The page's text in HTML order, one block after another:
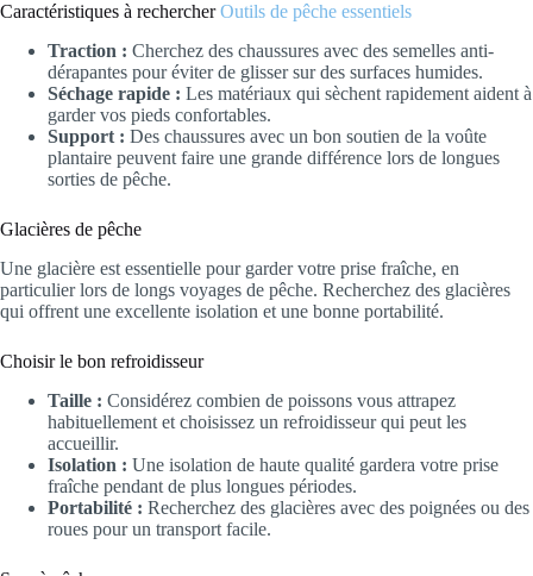
Caractéristiques à rechercherOutils de pêche essentiels
Traction : Cherchez des chaussures avec des semelles anti-
dérapantes pour éviter de glisser sur des surfaces humides.
Séchage rapide : Les matériaux qui sèchent rapidement aident à
garder vos pieds confortables.
Support : Des chaussures avec un bon soutien de la voûte
plantaire peuvent faire une grande différence lors de longues
sorties de pêche.
Glacières de pêche
Une glacière est essentielle pour garder votre prise fraîche, en
particulier lors de longs voyages de pêche. Recherchez des glacières
qui offrent une excellente isolation et une bonne portabilité.
Choisir le bon refroidisseur
Taille : Considérez combien de poissons vous attrapez
habituellement et choisissez un refroidisseur qui peut les
accueillir.
Isolation : Une isolation de haute qualité gardera votre prise
fraîche pendant de plus longues périodes.
Portabilité : Recherchez des glacières avec des poignées ou des
roues pour un transport facile.